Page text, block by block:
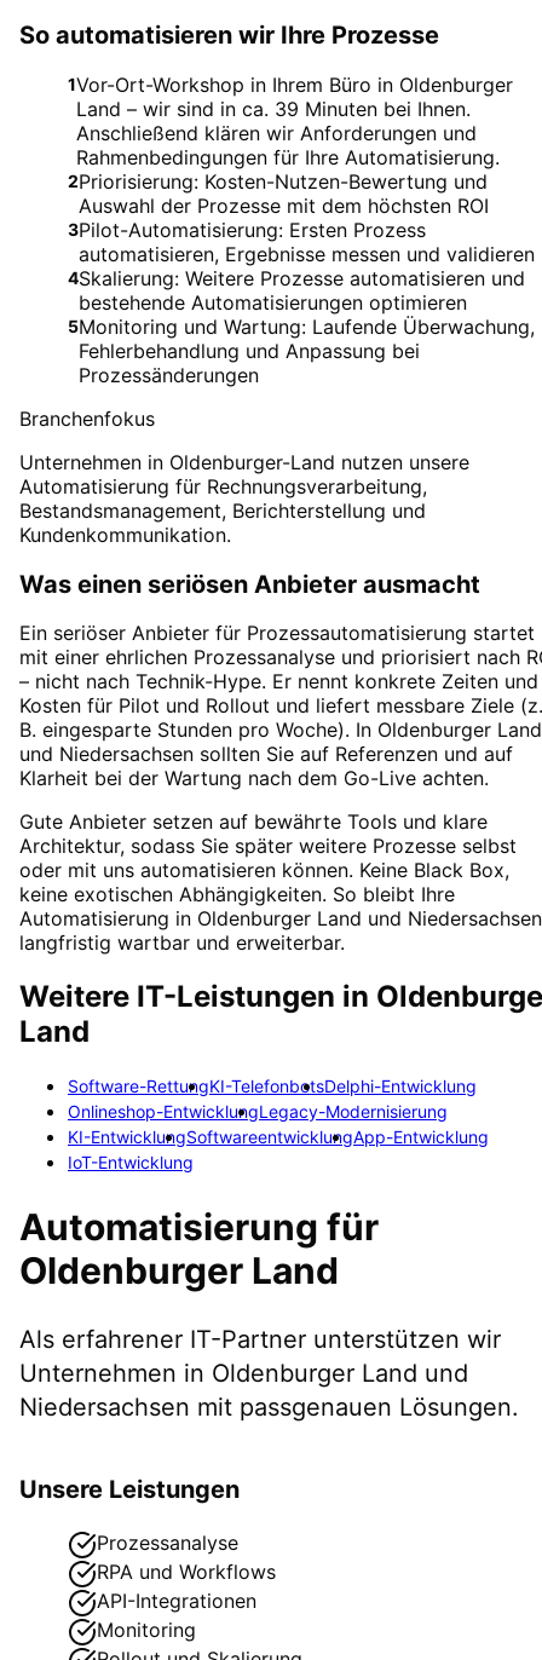
So automatisieren wir Ihre Prozesse
1Vor-Ort-Workshop in Ihrem Büro in Oldenburger
Land – wir sind in ca. 39 Minuten bei Ihnen.
Anschließend klären wir Anforderungen und
Rahmenbedingungen für Ihre Automatisierung.
2Priorisierung: Kosten-Nutzen-Bewertung und
Auswahl der Prozesse mit dem höchsten ROI
3Pilot-Automatisierung: Ersten Prozess
automatisieren, Ergebnisse messen und validieren
4Skalierung: Weitere Prozesse automatisieren und
bestehende Automatisierungen optimieren
5Monitoring und Wartung: Laufende Überwachung,
Fehlerbehandlung und Anpassung bei
Prozessänderungen
Branchenfokus
Unternehmen in Oldenburger-Land nutzen unsere
Automatisierung für Rechnungsverarbeitung,
Bestandsmanagement, Berichterstellung und
Kundenkommunikation.
Was einen seriösen Anbieter ausmacht
Ein seriöser Anbieter für Prozessautomatisierung startet
mit einer ehrlichen Prozessanalyse und priorisiert nach
– nicht nach Technik-Hype. Er nennt konkrete Zeiten und
Kosten für Pilot und Rollout und liefert messbare Ziele (z.
B. eingesparte Stunden pro Woche). In Oldenburger Land
und Niedersachsen sollten Sie auf Referenzen und auf
Klarheit bei der Wartung nach dem Go-Live achten.
Gute Anbieter setzen auf bewährte Tools und klare
Architektur, sodass Sie später weitere Prozesse selbst
oder mit uns automatisieren können. Keine Black Box,
keine exotischen Abhängigkeiten. So bleibt Ihre
Automatisierung in Oldenburger Land und Niedersachsen
langfristig wartbar und erweiterbar.
Weitere IT-Leistungen in
Land
Software-RettungKI-TelefonbotsDelphi-Entwicklung
Onlineshop-EntwicklungLegacy-Modernisierung
KI-EntwicklungSoftwareentwicklungApp-Entwicklung
IoT-Entwicklung
Automatisierung für
Oldenburger Land
Als erfahrener IT-Partner unterstützen wir
Unternehmen in Oldenburger Land und
Niedersachsen mit passgenauen Lösungen.
Unsere Leistungen
Prozessanalyse
RPA und Workflows
API-Integrationen
Monitoring